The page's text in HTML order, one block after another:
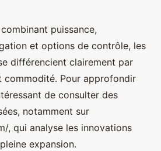
puissance,
et options de contrôle, les
différencient clairement par
commodité. Pour approfondir
de consulter des
notamment sur
, qui analyse les innovations
expansion.